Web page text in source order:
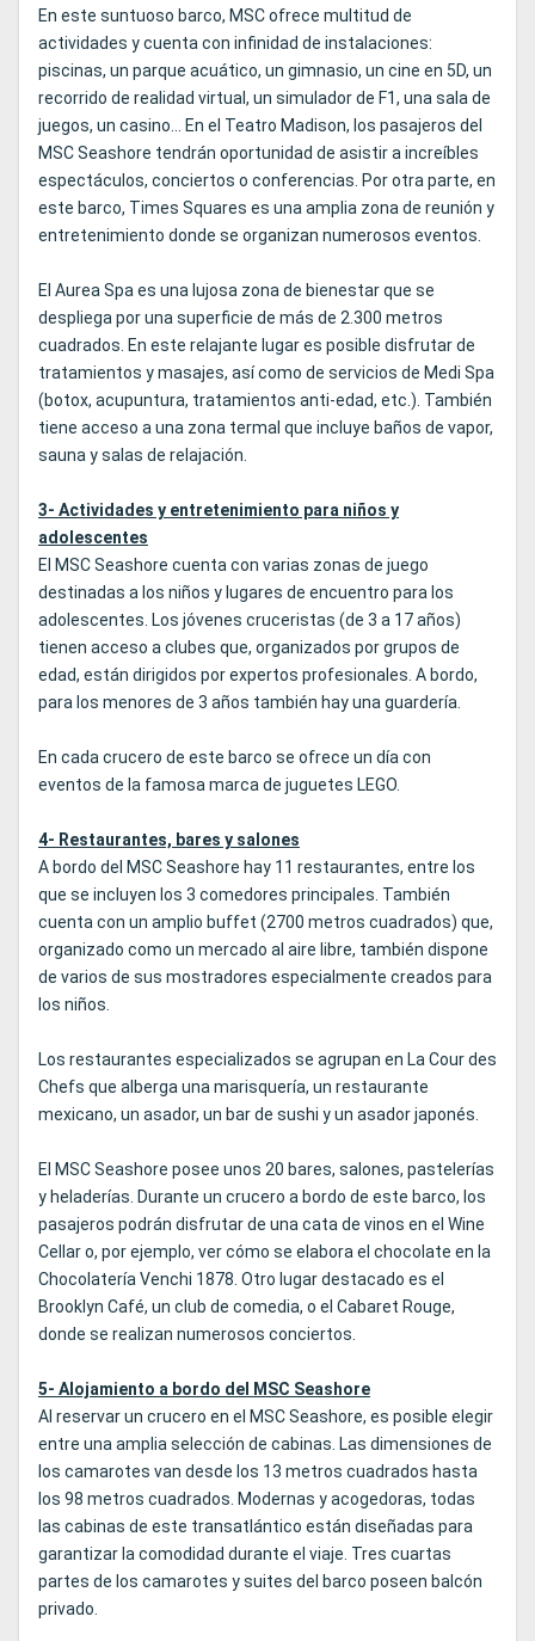
En este suntuoso barco, MSC ofrece multitud de
actividades y cuenta con infinidad de instalaciones:
piscinas, un parque acuático, un gimnasio, un cine en 5D, un
recorrido de realidad virtual, un simulador de F1, una sala de
juegos, un casino... En el Teatro Madison, los pasajeros del
MSC Seashore tendrán oportunidad de asistir a increíbles
espectáculos, conciertos o conferencias. Por otra parte, en
este barco, Times Squares es una amplia zona de reunión y
entretenimiento donde se organizan numerosos eventos.
El Aurea Spa es una lujosa zona de bienestar que se
despliega por una superficie de más de 2.300 metros
cuadrados. En este relajante lugar es posible disfrutar de
tratamientos y masajes, así como de servicios de Medi Spa
(botox, acupuntura, tratamientos anti-edad, etc.). También
tiene acceso a una zona termal que incluye baños de vapor,
sauna y salas de relajación.
3- Actividades y entretenimiento para niños y
adolescentes
El MSC Seashore cuenta con varias zonas de juego
destinadas a los niños y lugares de encuentro para los
adolescentes. Los jóvenes cruceristas (de 3 a 17 años)
tienen acceso a clubes que, organizados por grupos de
edad, están dirigidos por expertos profesionales. A bordo,
para los menores de 3 años también hay una guardería.
En cada crucero de este barco se ofrece un día con
eventos de la famosa marca de juguetes LEGO.
4- Restaurantes, bares y salones
A bordo del MSC Seashore hay 11 restaurantes, entre los
que se incluyen los 3 comedores principales. También
cuenta con un amplio buffet (2700 metros cuadrados) que,
organizado como un mercado al aire libre, también dispone
de varios de sus mostradores especialmente creados para
los niños.
Los restaurantes especializados se agrupan en La Cour des
Chefs que alberga una marisquería, un restaurante
mexicano, un asador, un bar de sushi y un asador japonés.
El MSC Seashore posee unos 20 bares, salones, pastelerías
y heladerías. Durante un crucero a bordo de este barco, los
pasajeros podrán disfrutar de una cata de vinos en el Wine
Cellar o, por ejemplo, ver cómo se elabora el chocolate en la
Chocolatería Venchi 1878. Otro lugar destacado es el
Brooklyn Café, un club de comedia, o el Cabaret Rouge,
donde se realizan numerosos conciertos.
5- Alojamiento a bordo del MSC Seashore
Al reservar un crucero en el MSC Seashore, es posible elegir
entre una amplia selección de cabinas. Las dimensiones de
los camarotes van desde los 13 metros cuadrados hasta
los 98 metros cuadrados. Modernas y acogedoras, todas
las cabinas de este transatlántico están diseñadas para
garantizar la comodidad durante el viaje. Tres cuartas
partes de los camarotes y suites del barco poseen balcón
privado.